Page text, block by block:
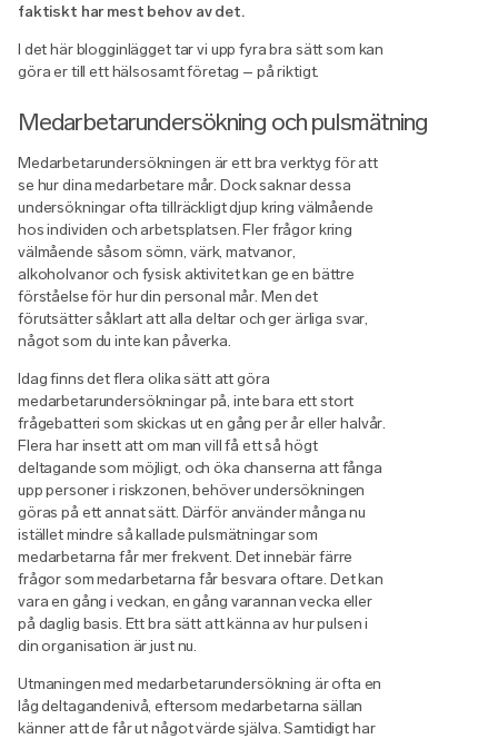
faktiskt har mest behov av det.
I det här blogginlägget tar vi upp fyra bra sätt som kan
göra er till ett hälsosamt företag – på riktigt.
Medarbetarundersökning och pulsmätning
Medarbetarundersökningen är ett bra verktyg för att
se hur dina medarbetare mår. Dock saknar dessa
undersökningar ofta tillräckligt djup kring välmående
hos individen och arbetsplatsen. Fler frågor kring
välmående såsom sömn, värk, matvanor,
alkoholvanor och fysisk aktivitet kan ge en bättre
förståelse för hur din personal mår. Men det
förutsätter såklart att alla deltar och ger ärliga svar,
något som du inte kan påverka.
Idag finns det flera olika sätt att göra
medarbetarundersökningar på, inte bara ett stort
frågebatteri som skickas ut en gång per år eller halvår.
Flera har insett att om man vill få ett så högt
deltagande som möjligt, och öka chanserna att fånga
upp personer i riskzonen, behöver undersökningen
göras på ett annat sätt. Därför använder många nu
istället mindre så kallade pulsmätningar som
medarbetarna får mer frekvent. Det innebär färre
frågor som medarbetarna får besvara oftare. Det kan
vara en gång i veckan, en gång varannan vecka eller
på daglig basis. Ett bra sätt att känna av hur pulsen i
din organisation är just nu.
Utmaningen med medarbetarundersökning är ofta en
låg deltagandenivå, eftersom medarbetarna sällan
känner att de får ut något värde själva. Samtidigt har